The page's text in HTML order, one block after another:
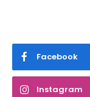
Facebook
Instagram